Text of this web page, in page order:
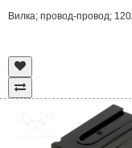
Вилка; провод-провод;